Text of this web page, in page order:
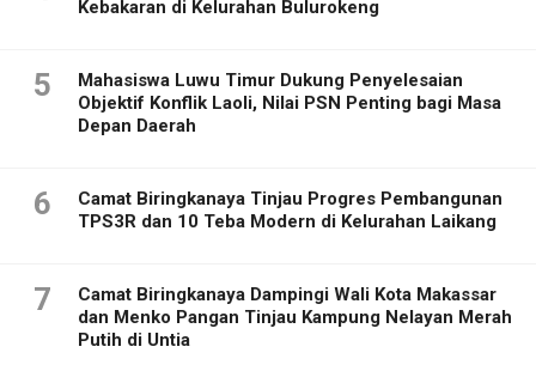
Kebakaran di Kelurahan Bulurokeng
5
Mahasiswa Luwu Timur Dukung Penyelesaian
Objektif Konflik Laoli, Nilai PSN Penting bagi Masa
Depan Daerah
6
Camat Biringkanaya Tinjau Progres Pembangunan
TPS3R dan 10 Teba Modern di Kelurahan Laikang
7
Camat Biringkanaya Dampingi Wali Kota Makassar
dan Menko Pangan Tinjau Kampung Nelayan Merah
Putih di Untia